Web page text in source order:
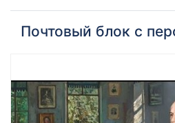
Почтовый блок с